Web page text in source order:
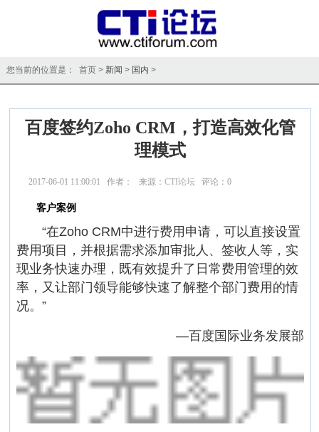
您当前的位置是： 首页 > 新闻 > 国内 >
百度签约Zoho CRM，打造高效化管
理模式
2017-06-01 11:00:01 作者： 来源：CTI论坛 评论：0
客户案例
“在Zoho CRM中进行费用申请，可以直接设置
费用项目，并根据需求添加审批人、签收人等，实
现业务快速办理，既有效提升了日常费用管理的效
率，又让部门领导能够快速了解整个部门费用的情
况。”
—百度国际业务发展部